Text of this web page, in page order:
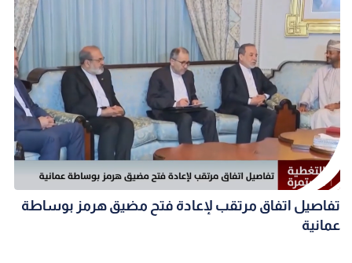
تفاصيل اتفاق مرتقب لإعادة فتح مضيق هرمز بوساطة
عمانية